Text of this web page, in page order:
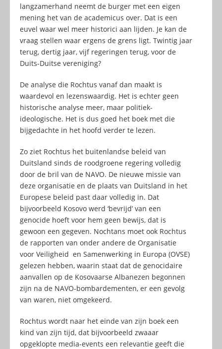
langzamerhand neemt de burger met een eigen
mening het van de academicus over. Dat is een
euvel waar wel meer historici aan lijden. Je kan de
vraag stellen waar ergens de grens ligt. Twintig jaar
terug, dertig jaar, vijf regeringen terug, voor de
Duits-Duitse vereniging?
De analyse die Rochtus vanaf dan maakt is
waardevol en lezenswaardig. Het is echter geen
historische analyse meer, maar politiek-
ideologische. Het is dus goed het boek met die
bijgedachte in het hoofd verder te lezen.
Zo ziet Rochtus het buitenlandse beleid van
Duitsland sinds de roodgroene regering volledig
door de bril van de NAVO. De nieuwe missie van
deze organisatie en de plaats van Duitsland in het
Europese beleid past daar volledig in. Dat
bijvoorbeeld Kosovo werd ‘bevrijd’ van een
genocide hoeft voor hem geen bewijs, dat is
gewoon een gegeven. Nochtans moet ook Rochtus
de rapporten van onder andere de Organisatie
voor Veiligheid en Samenwerking in Europa (OVSE)
gelezen hebben, waarin staat dat de genocidaire
aanvallen op de Kosovaarse Albanezen begonnen
zijn na de NAVO-bombardementen, er een gevolg
van waren, niet omgekeerd.
Rochtus wordt naar het einde van zijn boek een
kind van zijn tijd, dat bijvoorbeeld zwaaar
opgeklopte media-events een relevantie geeft die